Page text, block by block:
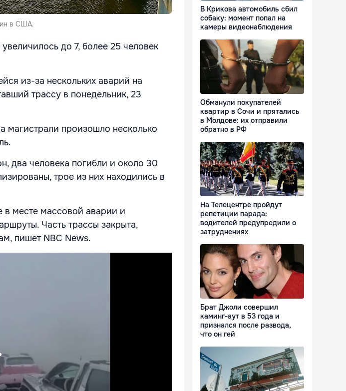
в США.
до 7, более 25 человек
из-за нескольких аварий на
трассу в понедельник, 23
магистрали произошло несколько
два человека погибли и около 30
трое из них находились в
в месте массовой аварии и
Часть трассы закрыта,
пишет NBC News.
В Крикова автомобиль сбил
собаку: момент попал на
камеры видеонаблюдения
Обманули покупателей
квартир в Сочи и прятались
в Молдове: их отправили
обратно в РФ
На Телецентре пройдут
репетиции парада:
водителей предупредили о
затруднениях
Брат Джоли совершил
каминг-аут в 53 года и
признался после развода,
что он гей